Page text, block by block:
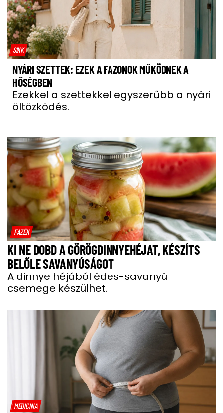
SIKK
NYÁRI SZETTEK: EZEK A FAZONOK MŰKÖDNEK A
HŐSÉGBEN
Ezekkel a szettekkel egyszerűbb a nyári
öltözködés.
FAZÉK
KI NE DOBD A GÖRÖGDINNYEHÉJAT, KÉSZÍTS
BELŐLE SAVANYÚSÁGOT
A dinnye héjából édes-savanyú
csemege készülhet.
MEDICINA